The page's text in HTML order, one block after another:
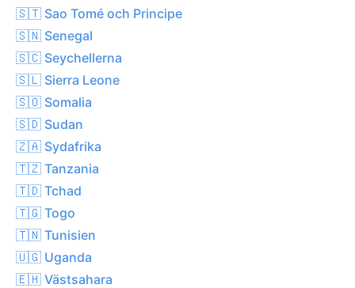
🇸🇹 Sao Tomé och Principe
🇸🇳 Senegal
🇸🇨 Seychellerna
🇸🇱 Sierra Leone
🇸🇴 Somalia
🇸🇩 Sudan
🇿🇦 Sydafrika
🇹🇿 Tanzania
🇹🇩 Tchad
🇹🇬 Togo
🇹🇳 Tunisien
🇺🇬 Uganda
🇪🇭 Västsahara